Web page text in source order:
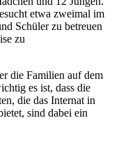
etwa zweimal im
Schüler zu betreuen
zu
die Familien auf dem
es ist, dass die
die das Internat in
sind dabei ein